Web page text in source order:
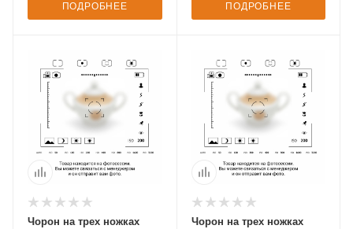
ПОДРОБНЕЕ ПОДРОБНЕЕ
Чорон на трех ножках
Чорон на трех ножках